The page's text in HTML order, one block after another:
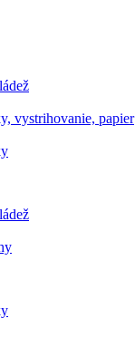
vystrihovanie, papier